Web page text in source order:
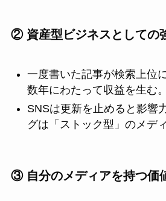
② 資産型ビジネスとしての
一度書いた記事が検索上位
数年にわたって収益を生む。
SNSは更新を止めると影響
グは「ストック型」のメディ
③ 自分のメディアを持つ価